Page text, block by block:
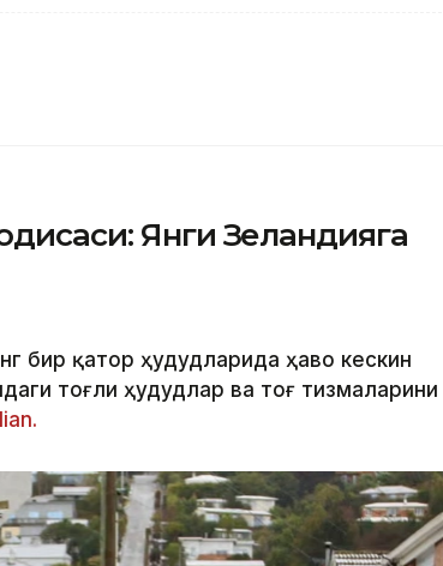
Янги Зеландияга
бир қатор ҳудудларида ҳаво кескин
тоғли ҳудудлар ва тоғ тизмаларини